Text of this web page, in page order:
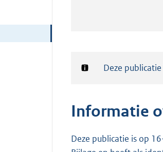
Notificatie:
Deze
Informatie
Deze publicatie is op